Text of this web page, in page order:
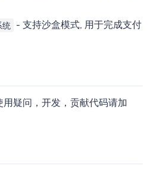
统 - 支持沙盒模式, 用于完成支付
疑问，开发，贡献代码请加